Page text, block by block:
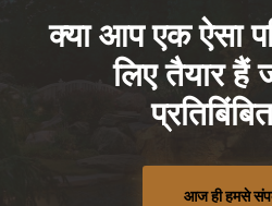
क्या आप एक ऐसा
लिए तैयार हैं
आज ही हमसे